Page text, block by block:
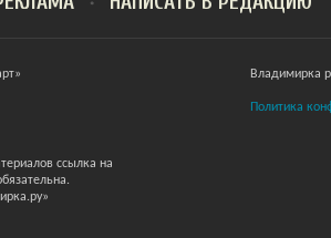
ссылка на
Владимирка
Политика